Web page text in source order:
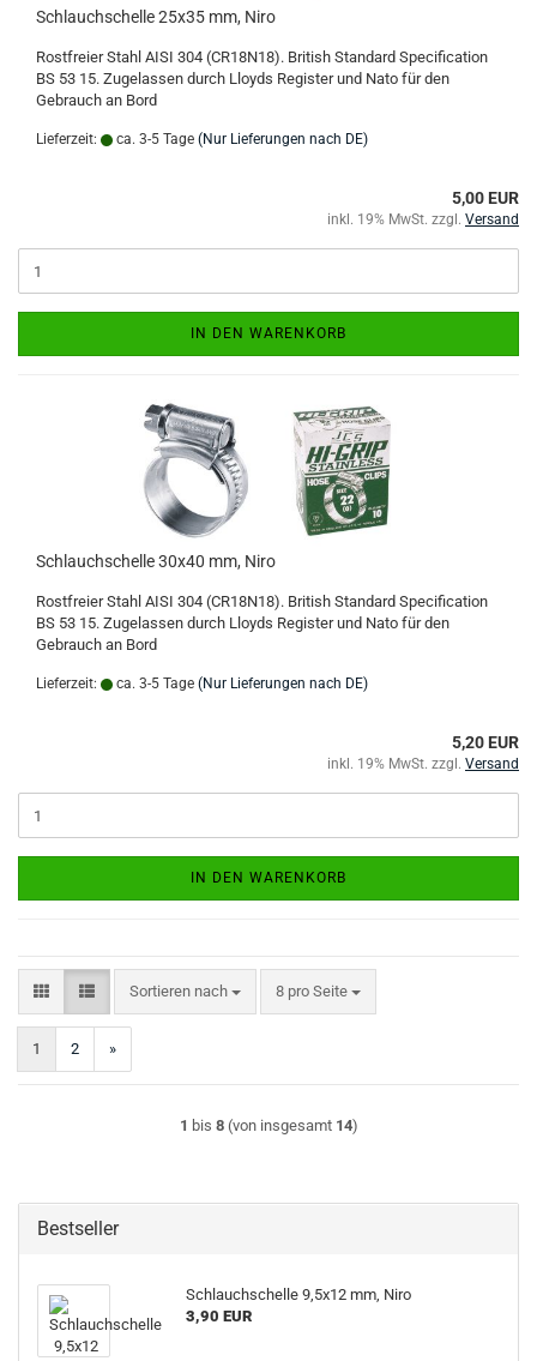
Schlauchschelle 25x35 mm, Niro
Rostfreier Stahl AISI 304 (CR18N18). British Standard Specification
BS 53 15. Zugelassen durch Lloyds Register und Nato für den
Gebrauch an Bord
Lieferzeit: ca. 3-5 Tage (Nur Lieferungen nach DE)
5,00 EUR
inkl. 19% MwSt. zzgl. Versand
IN DEN WARENKORB
Schlauchschelle 30x40 mm, Niro
Rostfreier Stahl AISI 304 (CR18N18). British Standard Specification
BS 53 15. Zugelassen durch Lloyds Register und Nato für den
Gebrauch an Bord
Lieferzeit: ca. 3-5 Tage (Nur Lieferungen nach DE)
5,20 EUR
inkl. 19% MwSt. zzgl. Versand
IN DEN WARENKORB
Sortieren nach
Sortieren nach 8 pro Seite
pro Seite
1 2 »
1 bis 8(von insgesamt 14)
Bestseller
Schlauchschelle 9,5x12 mm, Niro
3,90 EUR